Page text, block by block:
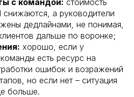
снижаются, а руководители
дедлайнами, не понимая,
дальше по воронке;
хорошо, если у
есть ресурс на
ошибок и возражений
но если нет – ситуация
больше.